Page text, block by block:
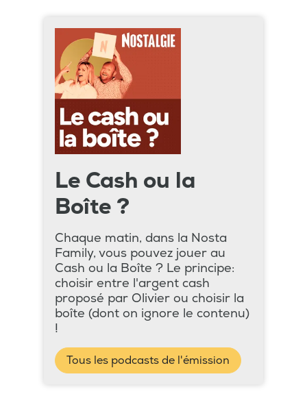
Le Cash ou la
Boîte ?
Chaque matin, dans la Nosta
Family, vous pouvez jouer au
Cash ou la Boîte ? Le principe:
choisir entre l'argent cash
proposé par Olivier ou choisir la
boîte (dont on ignore le contenu)
!
Tous les podcasts de l'émission